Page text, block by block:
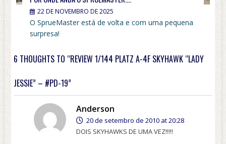
22 DE NOVEMBRO DE 2025
O SprueMaster está de volta e com uma pequena
surpresa!
6 THOUGHTS TO “REVIEW 1/144 PLATZ A-4F SKYHAWK “LADY
JESSIE” – #PD-19”
Anderson
20 de setembro de 2010 at 20:28
DOIS SKYHAWKS DE UMA VEZ!!!!!